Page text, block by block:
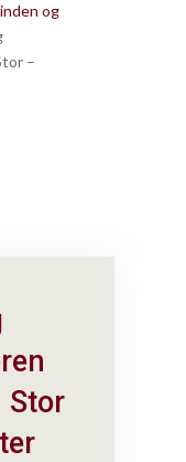
og
–
Stor